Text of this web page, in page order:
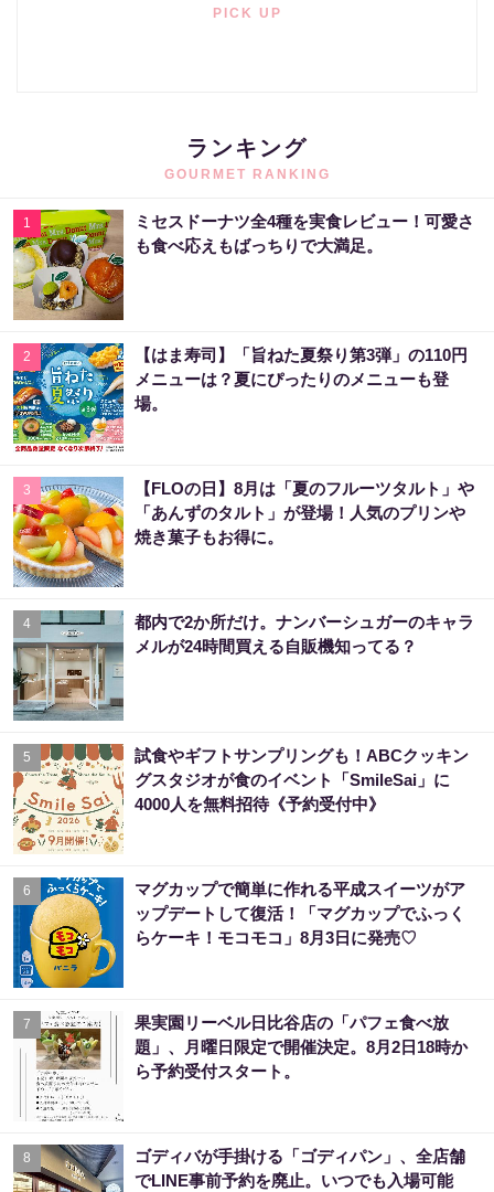
PICK UP
ランキング
GOURMET RANKING
1
ミセスドーナツ全4種を実食レビュー！可愛さ
も食べ応えもばっちりで大満足。
2
【はま寿司】「旨ねた夏祭り第3弾」の110円
メニューは？夏にぴったりのメニューも登
場。
3
【FLOの日】8月は「夏のフルーツタルト」や
「あんずのタルト」が登場！人気のプリンや
焼き菓子もお得に。
4
都内で2か所だけ。ナンバーシュガーのキャラ
メルが24時間買える自販機知ってる？
5
試食やギフトサンプリングも！ABCクッキン
グスタジオが食のイベント「SmileSai」に
4000人を無料招待《予約受付中》
6
マグカップで簡単に作れる平成スイーツがア
ップデートして復活！「マグカップでふっく
らケーキ！モコモコ」8月3日に発売♡
7
果実園リーベル日比谷店の「パフェ食べ放
題」、月曜日限定で開催決定。8月2日18時か
ら予約受付スタート。
8
ゴディバが手掛ける「ゴディパン」、全店舗
でLINE事前予約を廃止。いつでも入場可能